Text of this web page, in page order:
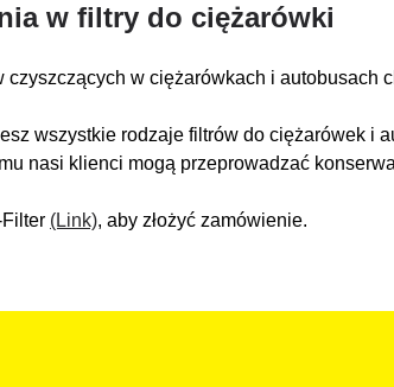
w filtry do ciężarówki
czyszczących w ciężarówkach i autobusach
wszystkie rodzaje filtrów do ciężarówek i
nasi klienci mogą przeprowadzać
(Link), aby złożyć zamówienie.